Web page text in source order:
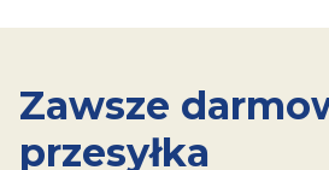
Zawsze
przesyłka